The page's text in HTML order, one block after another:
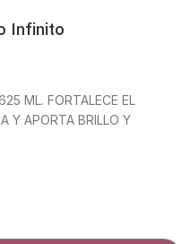
Infinito
ML. FORTALECE EL
Y APORTA BRILLO Y